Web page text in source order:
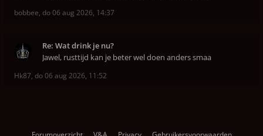
bobbee, do 06 aug 2026, 14:37
Re: Wat drink je nu?
Jawel, rusttijd kan je beter wel doen anders smaa
Hk87, do 06 aug 2026, 11:52